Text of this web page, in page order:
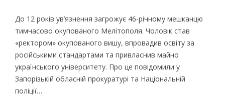
До 12 років ув’язнення загрожує 46-річному мешканцю
тимчасово окупованого Мелітополя. Чоловік став
«ректором» окупованого вишу, впровадив освіту за
російськими стандартами та привласнив майно
українського університету. Про це повідомили у
Запорізькій обласній прокуратурі та Національній
поліції…